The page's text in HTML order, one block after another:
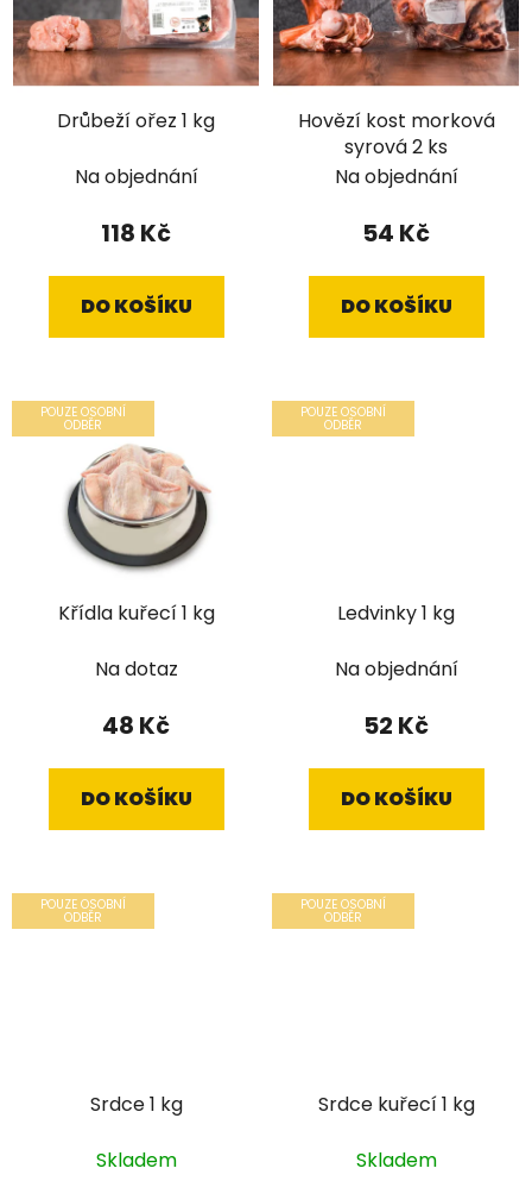
Drůbeží ořez 1 kg
Na objednání
118 Kč
DO KOŠÍKU
Hovězí kost morková
syrová 2 ks
Na objednání
54 Kč
DO KOŠÍKU
POUZE OSOBNÍ
ODBĚR
Křídla kuřecí 1 kg
Na dotaz
48 Kč
DO KOŠÍKU
POUZE OSOBNÍ
ODBĚR
Ledvinky 1 kg
Na objednání
52 Kč
DO KOŠÍKU
POUZE OSOBNÍ
ODBĚR
Srdce 1 kg
Skladem
POUZE OSOBNÍ
ODBĚR
Srdce kuřecí 1 kg
Skladem